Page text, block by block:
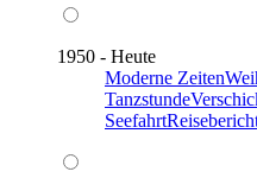
1950 - Heute
Moderne Zeiten
Tanzstunde
Seefahrt